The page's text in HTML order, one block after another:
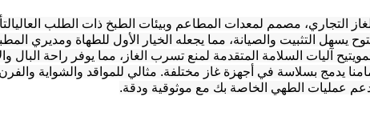
التجاري، مصمم لمعدات المطاعم وبيئات الطبخ ذات الطلب
يسهل التثبيت والصيانة، مما يجعله الخيار الأول للطهاة ومديري
آليات السلامة المتقدمة لمنع تسرب الغاز، مما يوفر راحة البال
يدمج بسلاسة في أجهزة غاز مختلفة. مثالي للمواقد والشواية
عمليات الطهي الخاصة بك مع موثوقية ودقة.